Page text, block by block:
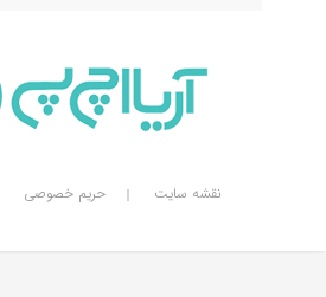
حریم خصوصی نقشه سایت